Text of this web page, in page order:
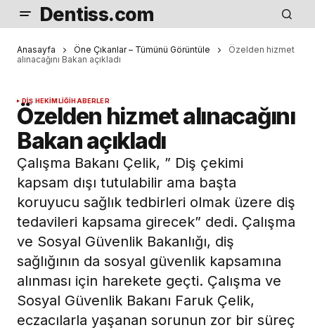
Dentiss.com
Anasayfa Öne Çıkanlar – Tümünü Görüntüle
Özelden hizmet
alınacağını Bakan açıkladı
DIŞ HEKIMLIĞIHABERLER
Özelden hizmet alınacağını
Bakan açıkladı
Çalışma Bakanı Çelik, ” Diş çekimi
kapsam dışı tutulabilir ama başta
koruyucu sağlık tedbirleri olmak üzere diş
tedavileri kapsama girecek” dedi. Çalışma
ve Sosyal Güvenlik Bakanlığı, diş
sağlığının da sosyal güvenlik kapsamına
alınması için harekete geçti. Çalışma ve
Sosyal Güvenlik Bakanı Faruk Çelik,
eczacılarla yaşanan sorunun zor bir süreç